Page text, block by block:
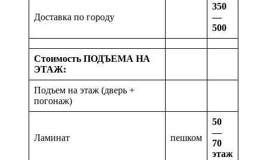
Доставка по городу
350
—
500
Стоимость ПОДЪЕМА НА
ЭТАЖ:
Подъем на этаж (дверь +
погонаж)
Ламинат пешком
50
—
70
этаж